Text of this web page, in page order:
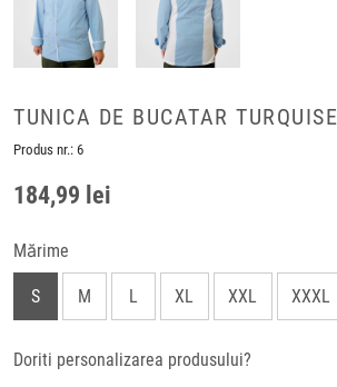
TUNICA DE BUCATAR TURQUISE
Produs nr.: 6
184,99 lei
Mărime
S M L XL XXL XXXL
Doriti personalizarea produsului?